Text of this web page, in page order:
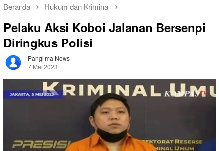
Beranda Hukum dan Kriminal
Pelaku Aksi Koboi Jalanan Bersenpi
Diringkus Polisi
Panglima News
7 Mei 2023